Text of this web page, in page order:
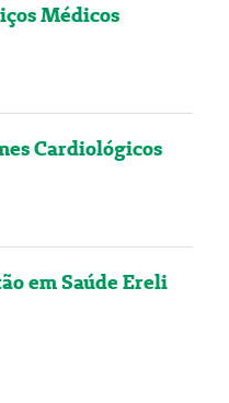
Médicos
Cardiológicos
em Saúde Ereli